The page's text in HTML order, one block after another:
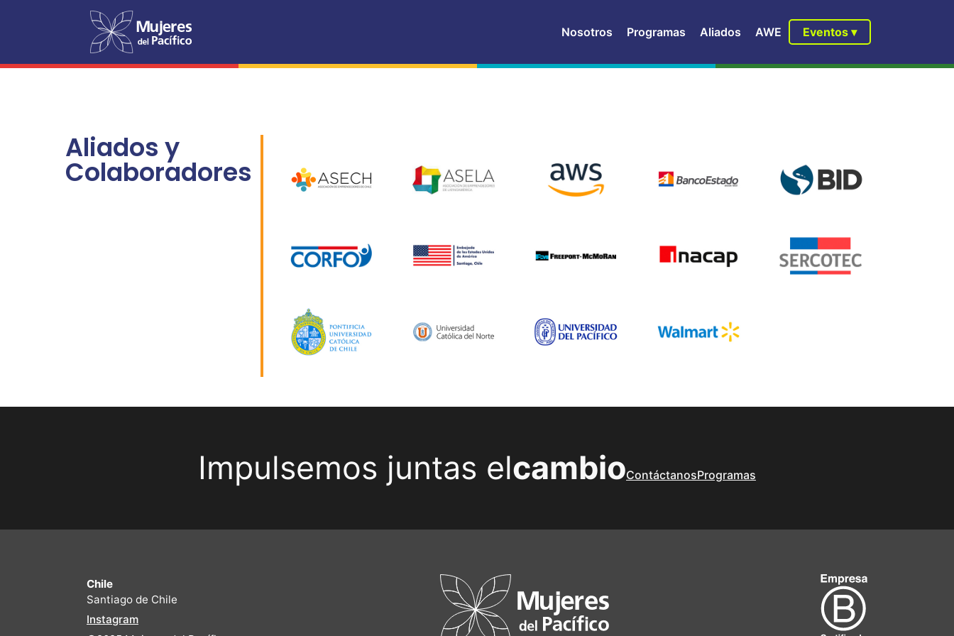
Nosotros Programas Aliados AWE Eventos ▾
Aliados y
Colaboradores
Impulsemos juntas elcambioContáctanosProgramas
Chile
Santiago de Chile
Instagram